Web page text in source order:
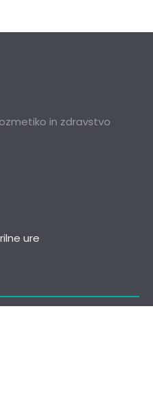
in zdravstvo
ure